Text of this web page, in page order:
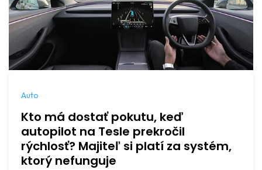
Auto
Kto má dostať pokutu, keď
autopilot na Tesle prekročil
rýchlosť? Majiteľ si platí za systém,
ktorý nefunguje